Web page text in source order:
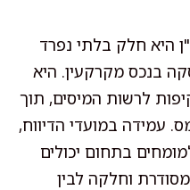
היא חלק בלתי נפרד
בנכס מקרקעין. היא
לרשות המיסים, תוך
עמידה במועדי הדיווח,
בתחום יכולים
וחלקה לבין